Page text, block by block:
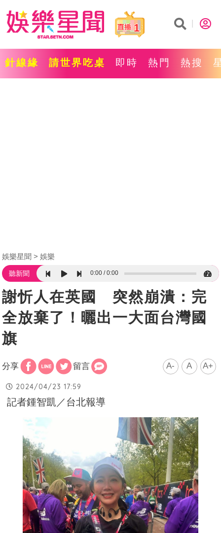
1
針線緣 請世界吃桌 即時 熱門 熱搜
娛樂星聞 娛樂
聽新聞 0:00 0:00
謝忻人在英國 突然崩潰：完
全放棄了！曬出一大面台灣國
旗
分享 留言 A- A A+
2024/04/23 17:59
記者鍾智凱／台北報導